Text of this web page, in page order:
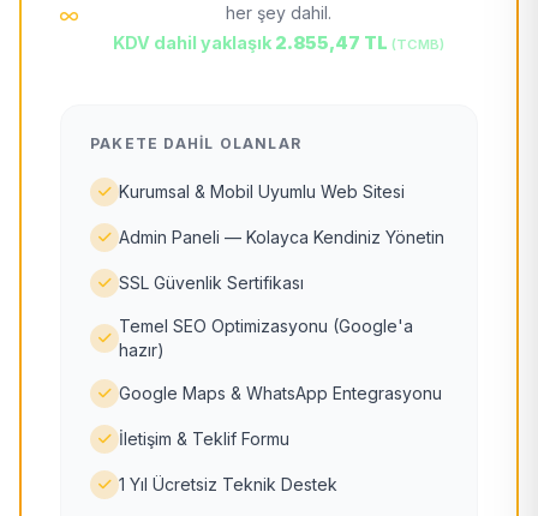
her şey dahil.
KDV dahil yaklaşık 2.855,47 TL (TCMB)
PAKETE DAHIL OLANLAR
Kurumsal & Mobil Uyumlu Web Sitesi
Admin Paneli — Kolayca Kendiniz Yönetin
SSL Güvenlik Sertifikası
Temel SEO Optimizasyonu (Google'a
hazır)
Google Maps & WhatsApp Entegrasyonu
İletişim & Teklif Formu
1 Yıl Ücretsiz Teknik Destek